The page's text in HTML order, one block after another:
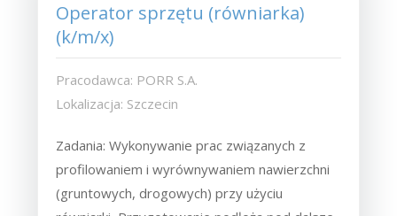
Operator sprzętu (równiarka)
(k/m/x)
Pracodawca: PORR S.A.
Lokalizacja: Szczecin
Zadania: Wykonywanie prac związanych z
profilowaniem i wyrównywaniem nawierzchni
(gruntowych, drogowych) przy użyciu